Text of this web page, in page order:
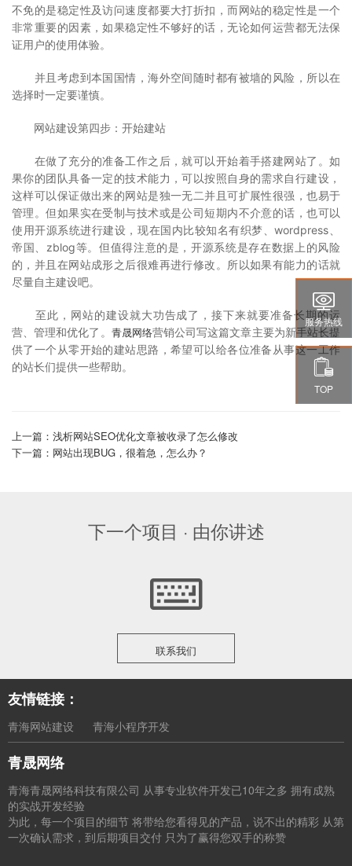
不免的是稳定性及访问速度都要大打折扣，而网站的稳定性是一个
非常重要的因素，如果稳定性不够好的话，无论如何运营都无法保
证用户的使用体验。
并且考虑到本国国情，海外空间随时都有被墙的风险，所以在
选择时一定要谨慎。
网站建设第四步：开始建站
在做了充分的准备工作之后，就可以开始着手搭建网站了。如
果你的团队具备一定的技术能力，可以按照自身的需求自行建设，
这样可以保证做出来的网站是独一无二并且可扩展性很强，也易于
管理。但如果实在受制与技术或是公司短期内不介意的话，也可以
使用开源系统进行建设，现在国内比较知名有织梦、wordpress、
帝国、zblog等。但值得注意的是，开源系统是存在数据上的风险
的，并且在网站成形之后很难再进行修改。所以如果有能力的话就
尽量自主建设吧。
至此，网站的建设就大功告成了，接下来就要准备长期的运
营、管理和优化了。 青晟网络营销公司写这篇文章主要为新手站长提
供了一个从零开始的建站思路，希望可以给各位准备从事这一工作
的站长们提供一些帮助。
上一篇：浅析网站SEO优化文章被收录了怎么修改
下一篇：网站出现BUG，很着急，怎么办？
下一个项目 · 由你讲述
联系我们
友情链接：
青海网站建设 青海小程序开发
青晟网络
青海青晟网络科技有限公司 从事专业软件开发已10年之多 拥有成熟
的实战开发经验
为此，每一个项目的细节 将带给您看得见的产品，说不出的精彩 从第
一次确认需求，到后期项目交付 只为了赢得您双手的称赞

服务热线

TOP